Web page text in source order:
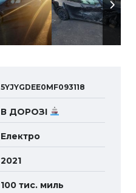
5YJYGDEE0MF093118
В ДОРОЗІ
Електро
2021
100 тис. миль